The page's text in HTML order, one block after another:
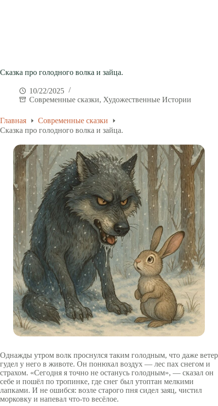
Сказка про голодного волка и зайца.
10/22/2025
Современные сказки, Художественные Истории
Главная
Современные сказки
Сказка про голодного волка и зайца.
Однажды утром волк проснулся таким голодным, что даже ветер
гудел у него в животе. Он понюхал воздух — лес пах снегом и
страхом. «Сегодня я точно не останусь голодным», — сказал он
себе и пошёл по тропинке, где снег был утоптан мелкими
лапками. И не ошибся: возле старого пня сидел заяц, чистил
морковку и напевал что-то весёлое.